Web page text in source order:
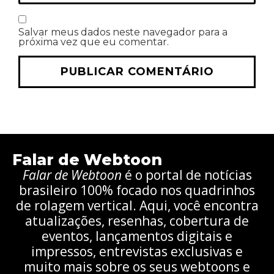
Salvar meus dados neste navegador para a
próxima vez que eu comentar.
Falar de Webtoon
Falar de Webtoon é o portal de notícias
brasileiro 100% focado nos quadrinhos
de rolagem vertical. Aqui, você encontra
atualizações, resenhas, cobertura de
eventos, lançamentos digitais e
impressos, entrevistas exclusivas e
muito mais sobre os seus webtoons e